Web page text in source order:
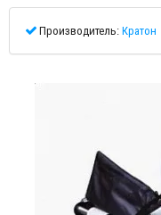
Производитель: Кратон